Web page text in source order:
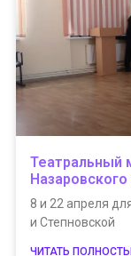
Театральный
8 и 22 апреля
и Степновской
ЧИТАТЬ